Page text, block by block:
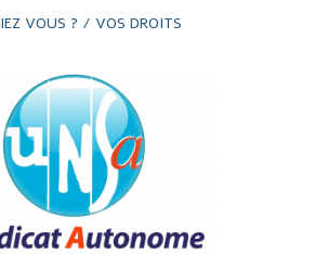
VOUS ? / VOS DROITS